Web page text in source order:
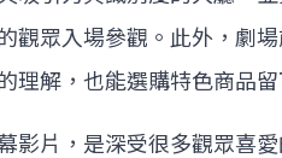
觀眾入場參觀。此外，劇
理解，也能選購特色商品留
影片，是深受很多觀眾喜